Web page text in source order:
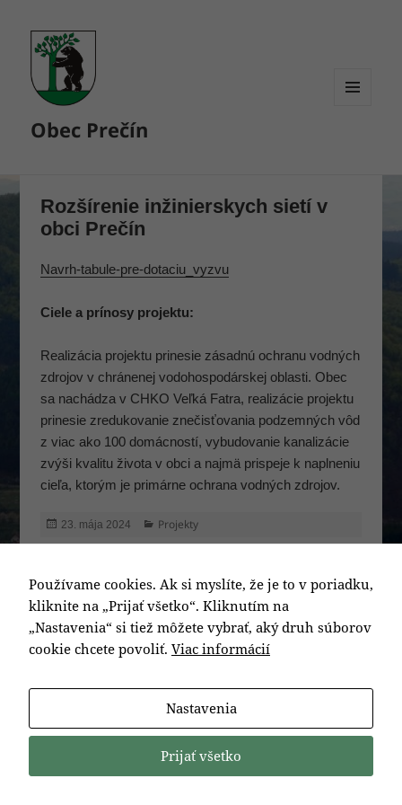
Obec Prečín
Rozšírenie inžinierskych sietí v
obci Prečín
Navrh-tabule-pre-dotaciu_vyzvu
Ciele a prínosy projektu:
Realizácia projektu prinesie zásadnú ochranu vodných
zdrojov v chránenej vodohospodárskej oblasti. Obec
sa nachádza v CHKO Veľká Fatra, realizácie projektu
prinesie zredukovanie znečisťovania podzemných vôd
z viac ako 100 domácností, vybudovanie kanalizácie
zvýši kvalitu života v obci a najmä prispeje k naplneniu
cieľa, ktorým je primárne ochrana vodných zdrojov.
Publikované
23. mája 2024 Kategórie
Projekty
článku
PREDCHÁDZAJÚCA
Predchádzajúci
článok:
Očkovanie psov
ĎALEJ
článok:
Používame cookies. Ak si myslíte, že je to v poriadku,
kliknite na „Prijať všetko“. Kliknutím na
„Nastavenia“ si tiež môžete vybrať, aký druh súborov
cookie chcete povoliť. Viac informácií
Nastavenia
Prijať všetko